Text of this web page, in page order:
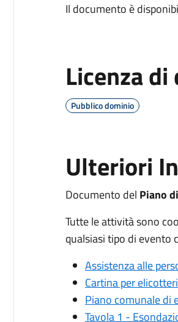
Il documento è
Licenza
Pubblico dominio
Ulteriori
Documento del Piano
Tutte le attività sono
qualsiasi tipo di evento
Assistenza alle
Cartina per elicotteri
Piano comunale di
Tavola 1 -